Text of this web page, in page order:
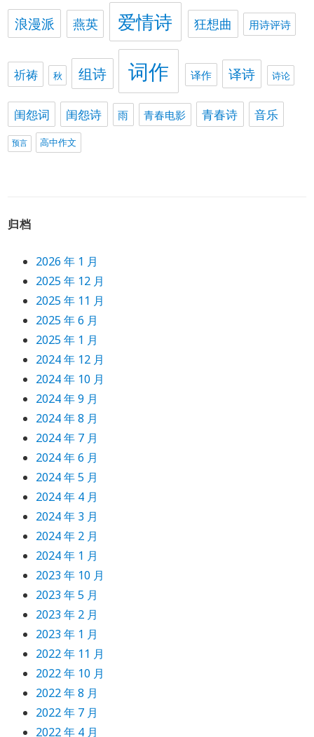
浪漫派 燕英 爱情诗 狂想曲 用诗评诗
祈祷 秋 组诗 词作 译作 译诗 诗论
闺怨词 闺怨诗 雨 青春电影 青春诗 音乐
预言 高中作文
归档
2026 年 1 月
2025 年 12 月
2025 年 11 月
2025 年 6 月
2025 年 1 月
2024 年 12 月
2024 年 10 月
2024 年 9 月
2024 年 8 月
2024 年 7 月
2024 年 6 月
2024 年 5 月
2024 年 4 月
2024 年 3 月
2024 年 2 月
2024 年 1 月
2023 年 10 月
2023 年 5 月
2023 年 2 月
2023 年 1 月
2022 年 11 月
2022 年 10 月
2022 年 8 月
2022 年 7 月
2022 年 4 月